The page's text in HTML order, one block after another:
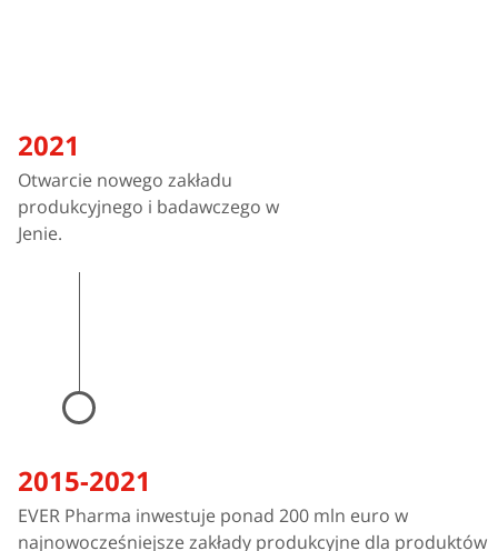
2021
Otwarcie nowego zakładu
produkcyjnego i badawczego w
Jenie.
2015-2021
EVER Pharma inwestuje ponad 200 mln euro w
najnowocześniejsze zakłady produkcyjne dla produktów